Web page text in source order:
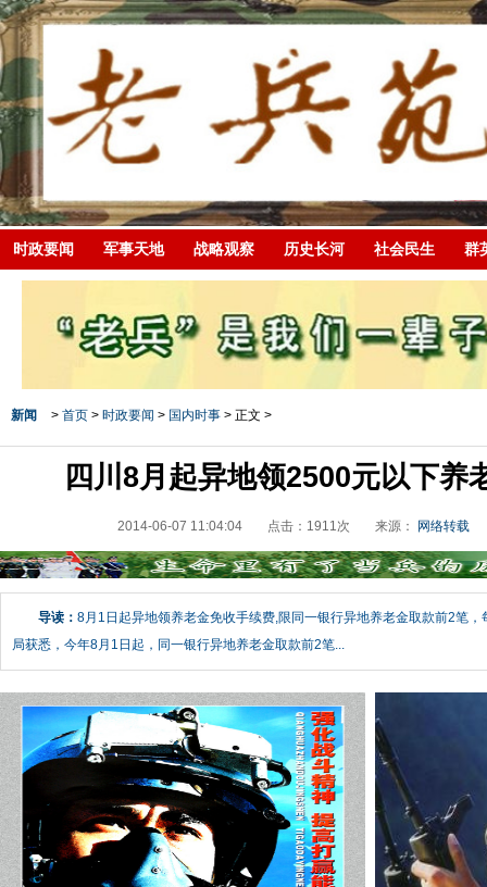
时政要闻 军事天地 战略观察 历史长河 社会民生 群
新闻 > 首页 > 时政要闻 > 国内时事 > 正文 >
四川8月起异地领2500元以下养
2014-06-07 11:04:04 点击： 1911次 来源： 网络转载
导读： 8月1日起异地领养老金免收手续费,限同一银行异地养老金取款前2笔
局获悉，今年8月1日起，同一银行异地养老金取款前2笔...